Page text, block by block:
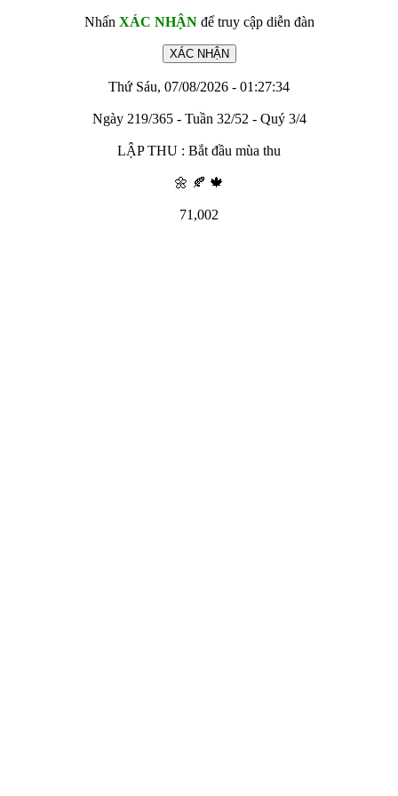
Nhấn XÁC NHẬNđể truy cập diễn đàn
Thứ Sáu, 07/08/2026 - 01:27:34
Ngày 219/365 - Tuần 32/52 - Quý 3/4
LẬP THU : Bắt đầu mùa thu
🌼 🍂 🍁
71,002